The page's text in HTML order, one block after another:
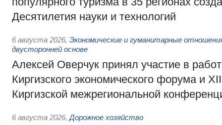
Десятилетия науки и технологий
6 августа 2026, Экономические и гуманитарные
двусторонней основе
Алексей Оверчук принял участие в
Киргизского экономического форума и
Киргизской межрегиональной
6 августа 2026, Дорожное хозяйство